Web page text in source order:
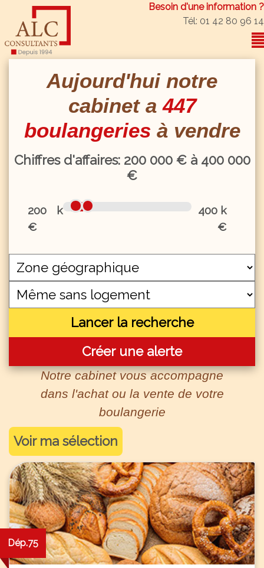
Besoin d'une information ?
Tél: 01 42 80 96 14
Aujourd'hui notre
cabinet a447
boulangeriesà vendre
Chiffres d'affaires: 200000 € à 400000
€
200 k
€
400 k
€
Lancer la recherche
Créer une alerte
Notre cabinet vous accompagne
dans l'achat ou la vente de votre
boulangerie
Voir ma sélection
Dép.75